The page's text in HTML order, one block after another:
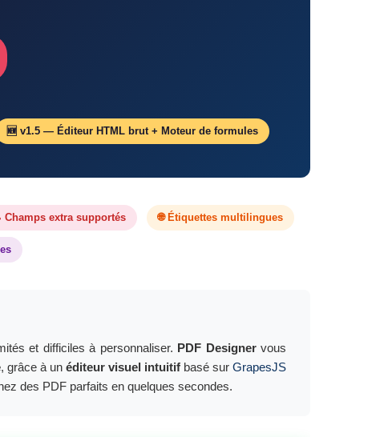
🆕 v1.5 — Éditeur HTML brut + Moteur de formules
Champs extra supportés 🌐 Étiquettes multilingues
et difficiles à personnaliser. PDF Designervous
, grâce à un éditeur visuel intuitif basé sur GrapesJS
des PDF parfaits en quelques secondes.